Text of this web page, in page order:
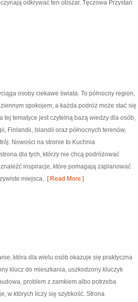
odkrywać ten obszar. Tęczowa Przystań
osoby ciekawe świata. To północny region,
spokojem, a każda podróż może stać się
tematyce jest czytelną bazą wiedzy dla osób,
Finlandii, Islandii oraz północnych terenów,
Nowości na stronie to Kuchnia
dla tych, którzy nie chcą podróżować
inspiracje, które pomagają zaplanować
miejsca, [ Read More ]
która dla wielu osób okazuje się praktyczna
klucz do mieszkania, uszkodzony kluczyk
problem z zamkiem albo potrzeba
w których liczy się szybkość. Strona